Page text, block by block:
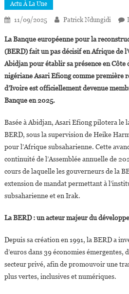
Actu À La Une
11/09/2025 Patrick Ndungidi
La Banque européenne pour la
(BERD) fait un pas décisif en Afrique de
Abidjan pour établir sa présence en Côte
nigériane Asari Efiong comme première
d’Ivoire est officiellement devenue
Banque en 2025.
Basée à Abidjan, Asari Efiong pilotera le
BERD, sous la supervision de Heike
pour l’Afrique subsaharienne. Cette
continuité de l’Assemblée annuelle de
cours de laquelle les gouverneurs de la
extension de mandat permettant à
subsaharienne et en Irak.
La BERD : un acteur majeur du
Depuis sa création en 1991, la BERD a
d’euros dans 39 économies émergentes,
secteur privé, afin de promouvoir une
plus vertes, inclusives et numériques.